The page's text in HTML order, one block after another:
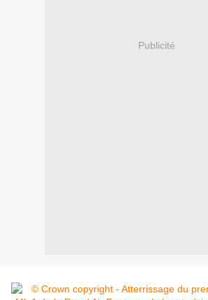
Publicité